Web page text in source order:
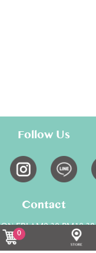
Follow Us
Contact
FRI AM9:30-PM18:30
02-28817700
0